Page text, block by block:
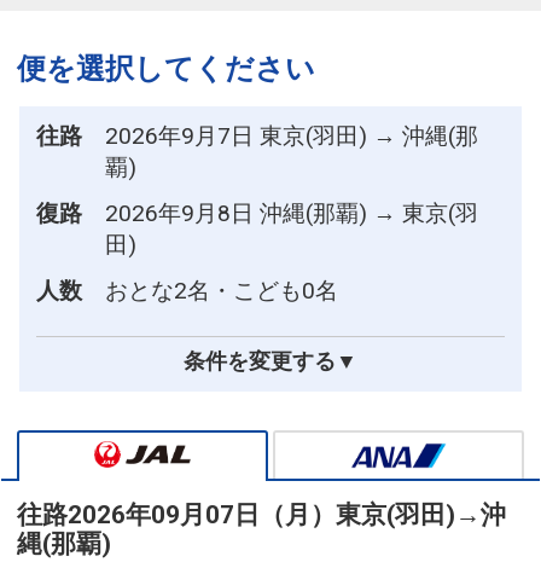
便を選択してください
往路
2026年9月7日 東京(羽田) → 沖縄(那
覇)
復路
2026年9月8日 沖縄(那覇) → 東京(羽
田)
人数
おとな2名・こども0名
条件を変更する▼
往路2026年09月07日（月） 東京(羽田) →沖
縄(那覇)